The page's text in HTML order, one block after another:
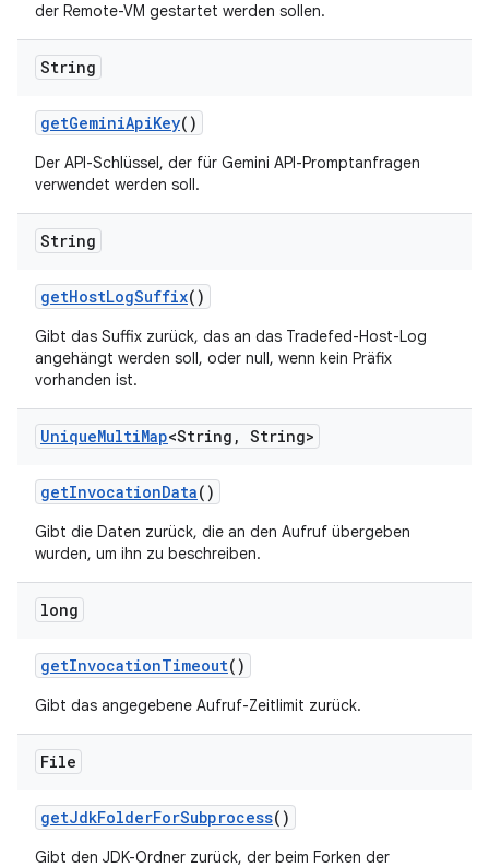
der Remote-VM gestartet werden sollen.
String
getGeminiApiKey()
Der API-Schlüssel, der für Gemini API-Promptanfragen
verwendet werden soll.
String
getHostLogSuffix()
Gibt das Suffix zurück, das an das Tradefed-Host-Log
angehängt werden soll, oder null, wenn kein Präfix
vorhanden ist.
UniqueMultiMap<String , String>
getInvocationData()
Gibt die Daten zurück, die an den Aufruf übergeben
wurden, um ihn zu beschreiben.
long
getInvocationTimeout()
Gibt das angegebene Aufruf-Zeitlimit zurück.
File
getJdkFolderForSubprocess()
Gibt den JDK-Ordner zurück, der beim Forken der